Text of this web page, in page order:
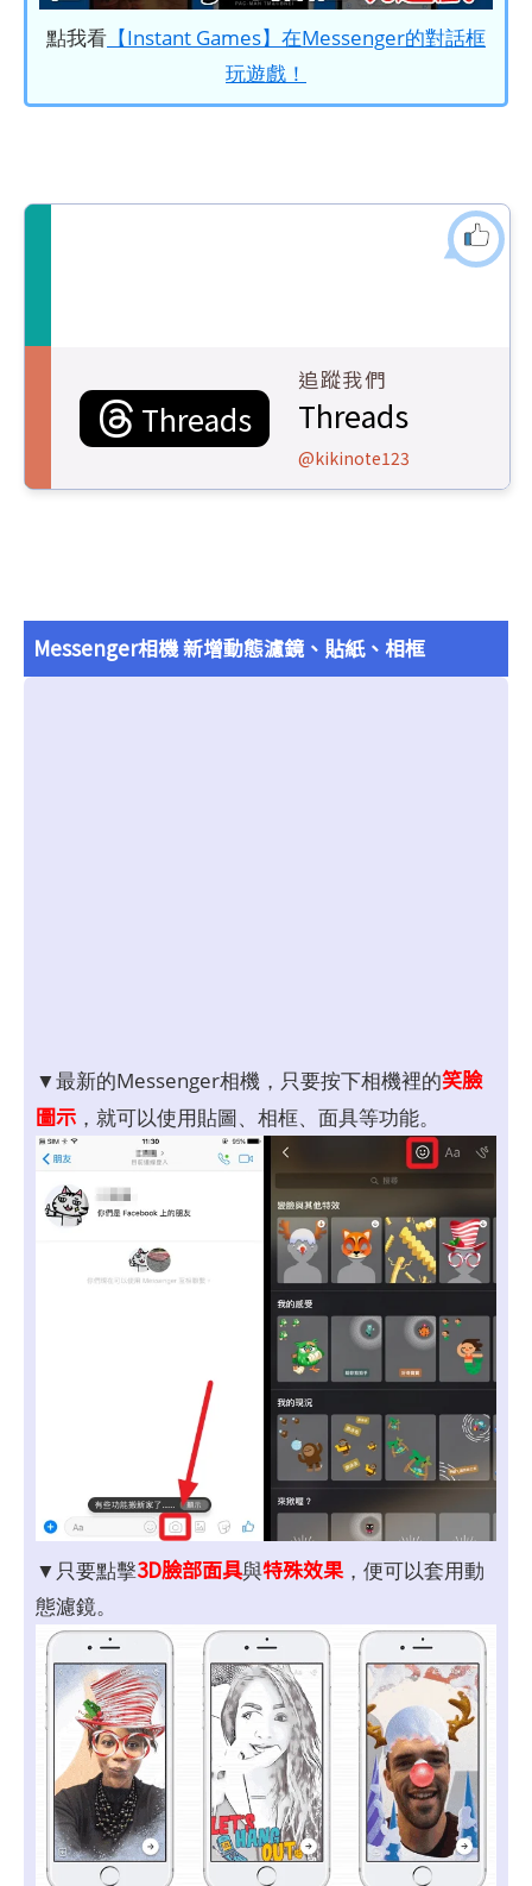
點我看 【Instant Games】在Messenger的對話框
玩遊戲！
Threads
追蹤我們
Threads
@kikinote123
Messenger相機 新增動態濾鏡、貼紙、相框
▼最新的Messenger相機，只要按下相機裡的笑臉
圖示 ，就可以使用貼圖、相框、面具等功能。
▼只要點擊3D臉部面具與特殊效果 ，便可以套用動
態濾鏡。